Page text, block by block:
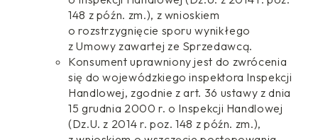
148 z późn. zm.), z wnioskiem
o rozstrzygnięcie sporu wynikłego
z Umowy zawartej ze Sprzedawcą.
Konsument uprawniony jest do zwrócenia
się do wojewódzkiego inspektora Inspekcji
Handlowej, zgodnie z art. 36 ustawy z dnia
15 grudnia 2000 r. o Inspekcji Handlowej
(Dz.U. z 2014 r. poz. 148 z późn. zm.),